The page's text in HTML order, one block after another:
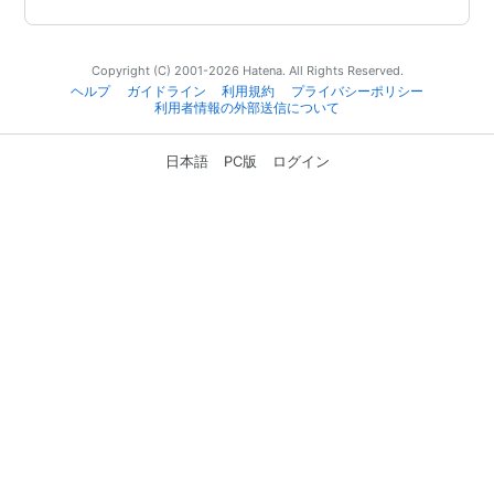
Copyright (C) 2001-2026 Hatena. All Rights Reserved.
ヘルプ
ガイドライン 利用規約
プライバシーポリシー
利用者情報の外部送信について
日本語 PC版 ログイン